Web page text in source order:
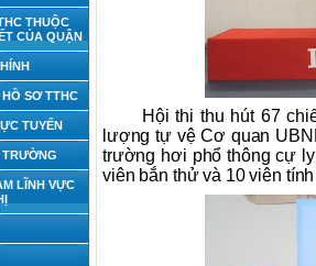
THUỘC
CỦA QUẬN
SƠ TTHC
TUYẾN
LĨNH VỰC
Hội thi thu hút 67
lượng tự vệ Cơ quan
trường hơi phổ thông cự
viên bắn thử và 10 viên